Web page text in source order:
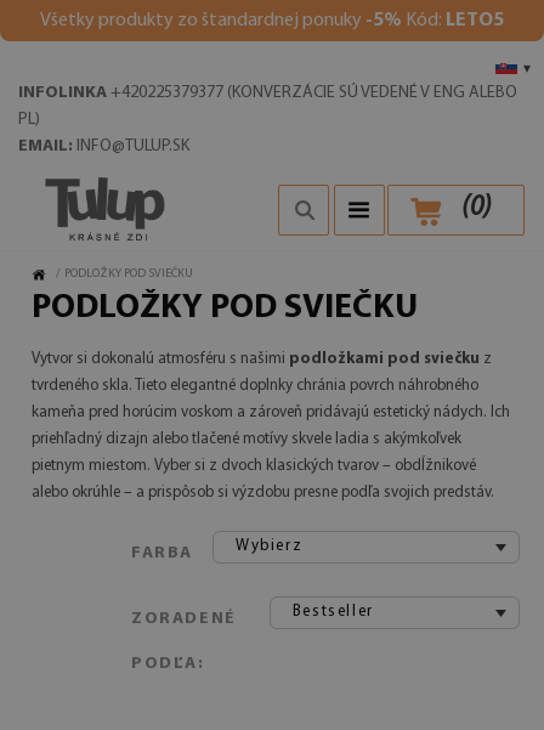
Všetky produkty zo štandardnej ponuky -5% Kód: LETO5
▾
INFOLINKA +420225379377 (KONVERZÁCIE SÚ VEDENÉ V ENG ALEBO
PL)
EMAIL: INFO@TULUP.SK
(0)
/ PODLOŽKY POD SVIEČKU
PODLOŽKY POD SVIEČKU
Vytvor si dokonalú atmosféru s našimi podložkami pod sviečku z
tvrdeného skla. Tieto elegantné doplnky chránia povrch náhrobného
kameňa pred horúcim voskom a zároveň pridávajú estetický nádych. Ich
priehľadný dizajn alebo tlačené motívy skvele ladia s akýmkoľvek
pietnym miestom. Vyber si z dvoch klasických tvarov – obdĺžnikové
alebo okrúhle – a prispôsob si výzdobu presne podľa svojich predstáv.
FARBA Wybierz
ZORADENÉ
PODĽA:
Bestseller